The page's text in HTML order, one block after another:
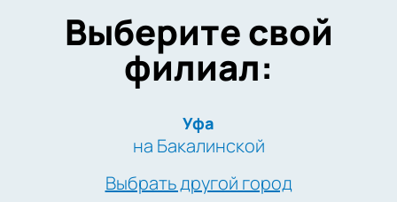
Выберите свой
филиал:
Уфа
на Бакалинской
Выбрать другой город